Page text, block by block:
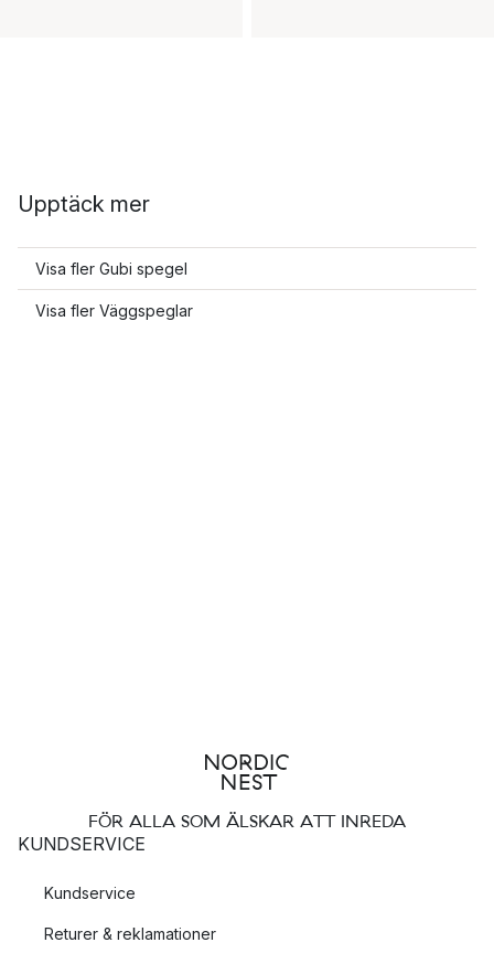
Upptäck mer
Visa fler Gubi spegel
Visa fler Väggspeglar
FÖR ALLA SOM ÄLSKAR ATT INREDA
KUNDSERVICE
Kundservice
Returer & reklamationer